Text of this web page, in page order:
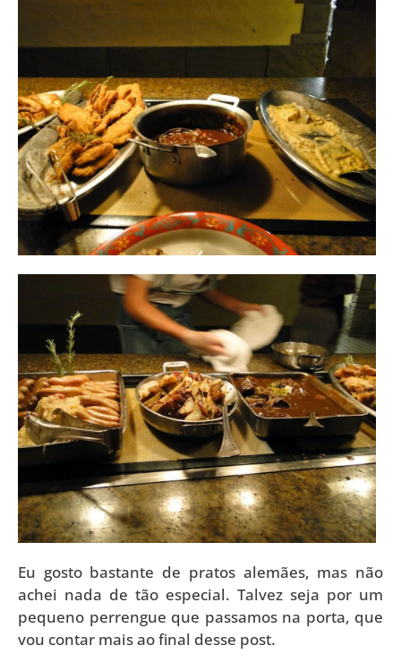
Eu gosto bastante de pratos alemães, mas não
achei nada de tão especial. Talvez seja por um
pequeno perrengue que passamos na porta, que
vou contar mais ao final desse post.